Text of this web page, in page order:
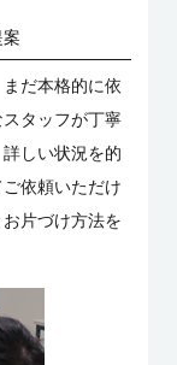
だ本格的に依
タッフが丁寧
しい状況を的
依頼いただけ
片づけ方法を